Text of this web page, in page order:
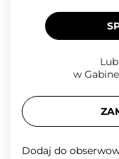
w
Dodaj do